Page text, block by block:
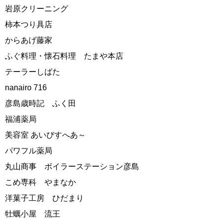
岩原クリーニング
柿本つり具店
からあげ藤家
ふぐ料理・懐石料理 たまや本店
テーラーしばた
nanairo 716
彦島歳時記 ふく田
福浦薬局
美容室 あいびすへあ～
パワフル薬局
丸山商事 ボイラーステーション彦島
こめ専科 やまなか
洋菓子工房 ひだまり
牡蠣小屋 流王